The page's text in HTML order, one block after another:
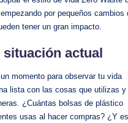
por pequeños cambios
tener un gran impacto.
situación actual
momento para observar tu vida
lista con las cosas que utilizas y
¿Cuántas bolsas de plástico
usas al hacer compras? ¿Y